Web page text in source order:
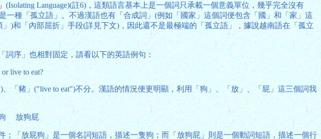
(Isolating Language)(註6)，這類語言基本上是一個詞只承載一個意義單位，幾乎完全沒有
一種「孤立語」。不過漢語也有「合成詞」(例如「國家」這個詞便包含「國」和「家」這
)和「內部屈折」手段(詳見下文)，因此還不是最極端的「孤立語」，據說越南語在「孤立
詞序」也相對固定，請看以下的英語例句：
live to eat?
「豬」("live to eat")不分。漢語的情況便更明顯，利用「狗」、「放」、「屁」這三個詞我
放狗屁
「放屁狗」是一個名詞短語，描述一隻狗；而「放狗屁」則是一個動詞短語，描述一個行